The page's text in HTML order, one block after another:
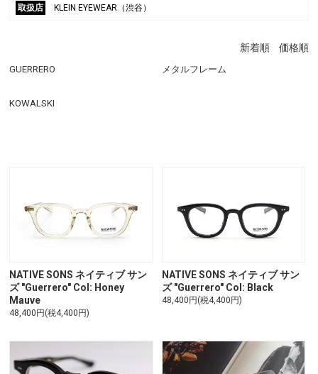
取扱店 KLEIN EYEWEAR（渋谷）
新着順 価格順
GUERRERO メタルフレーム
KOWALSKI
NATIVE SONS ネイティブ サン
ズ "Guerrero" Col: Honey
Mauve
48,400円(税4,400円)
NATIVE SONS ネイティブ サン
ズ "Guerrero" Col: Black
48,400円(税4,400円)